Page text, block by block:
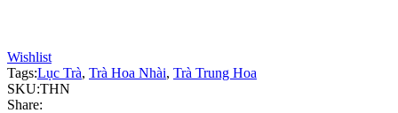
Wishlist
Tags:Lục Trà, Trà Hoa Nhài, Trà Trung Hoa
SKU:THN
Share: